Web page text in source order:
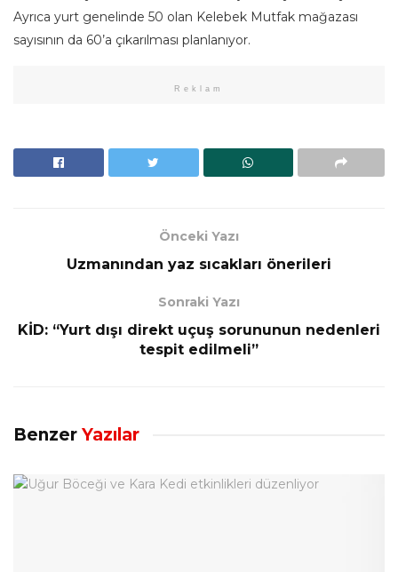
Ayrıca yurt genelinde 50 olan Kelebek Mutfak mağazası
sayısının da 60’a çıkarılması planlanıyor.
Reklam
Önceki Yazı
Uzmanından yaz sıcakları önerileri
Sonraki Yazı
KİD: “Yurt dışı direkt uçuş sorununun nedenleri
tespit edilmeli”
Benzer Yazılar